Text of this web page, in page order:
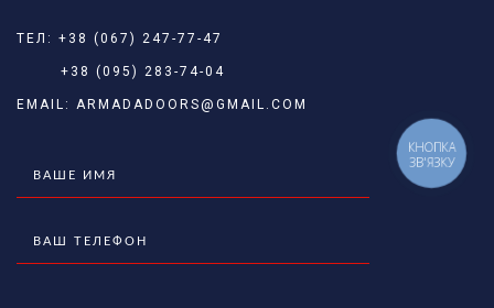
ТЕЛ: +38 (067) 247-77-47
+38 (095) 283-74-04
EMAIL: ARMADADOORS@GMAIL.COM
КНОПКА
ЗВ'ЯЗКУ